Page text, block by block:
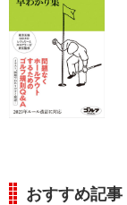
おすすめ記事